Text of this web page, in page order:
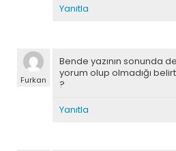
Yanıtla
Furkan
Bende yazının sonunda
yorum olup olmadığı
?
Yanıtla